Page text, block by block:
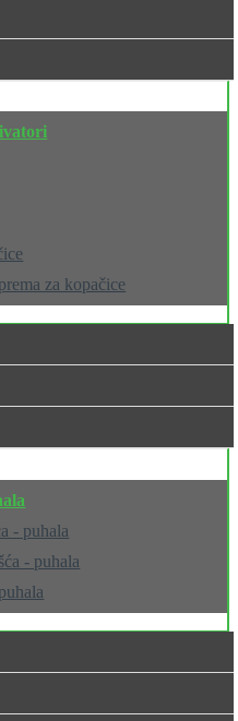
za kopačice
- puhala
- puhala